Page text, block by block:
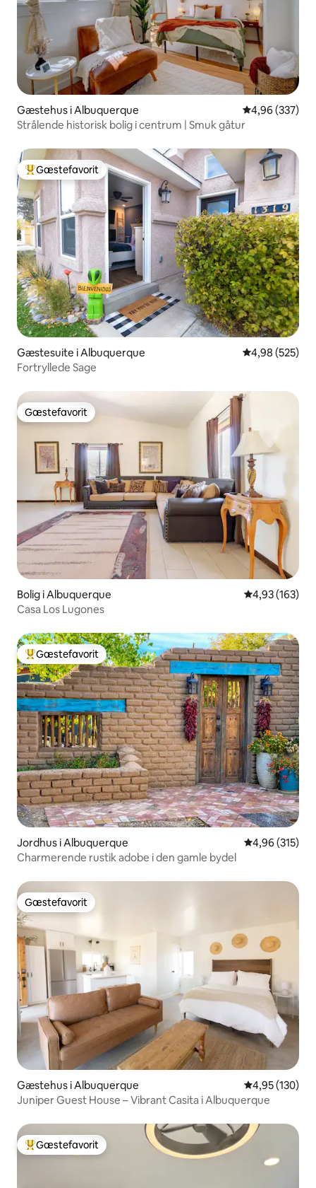
Gæstehus i Albuquerque 4,96 ud af 5 i
4,96 (337)
Strålende historisk bolig i centrum | Smuk gåtur
Bedste gæstefavorit
Gæstefavorit
Gæstesuite i Albuquerque 4,98 ud af 5 i
4,98 (525)
Fortryllede Sage
Gæstefavorit
Gæstefavorit
Bolig i Albuquerque 4,93 ud af 5 i
4,93 (163)
Casa Los Lugones
Bedste gæstefavorit
Gæstefavorit
Jordhus i Albuquerque 4,96 ud af 5 i
4,96 (315)
Charmerende rustik adobe i den gamle bydel
Gæstefavorit
Gæstefavorit
Gæstehus i Albuquerque 4,95 ud af 5 i
4,95 (130)
Juniper Guest House – Vibrant Casita i Albuquerque
Bedste gæstefavorit
Gæstefavorit